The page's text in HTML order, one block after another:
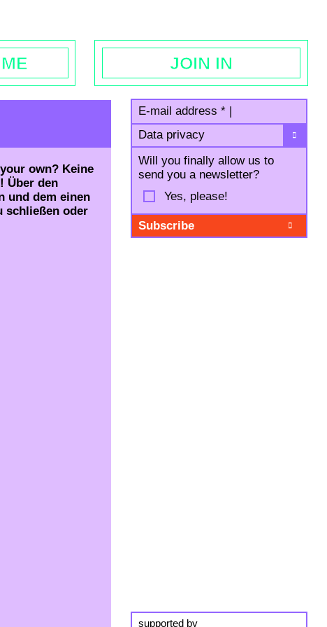
JOIN IN
own? Keine
Über den
und dem einen
schließen oder
E-mail address* |
Data privacy
Will you finally allow us to
send you a newsletter?
Yes, please!
supported by